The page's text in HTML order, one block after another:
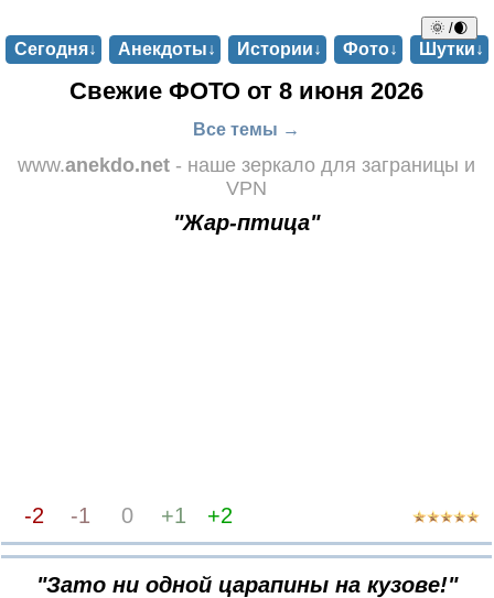
🌞 /🌒
Сегодня↓ Анекдоты↓ Истории↓ Фото↓ Шутки↓
Свежие ФОТО от 8 июня 2026
Все темы →
www.anekdo.net - наше зеркало для заграницы и
VPN
"Жар-птица"
-2 -1 0 +1 +2
"Зато ни одной царапины на кузове!"